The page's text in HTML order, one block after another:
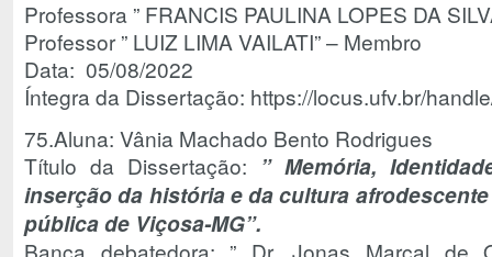
Professora ” FRANCIS PAULINA LOPES DA
Professor ” LUIZ LIMA VAILATI” – Membro
Data: 05/08/2022
Íntegra da Dissertação: https://locus.ufv.br/
75.Aluna: Vânia Machado Bento Rodrigues
Título da Dissertação: ” Memória,
inserção da história e da cultura
pública de Viçosa-MG”.
Banca debatedora: ” Dr. Jonas Marçal de